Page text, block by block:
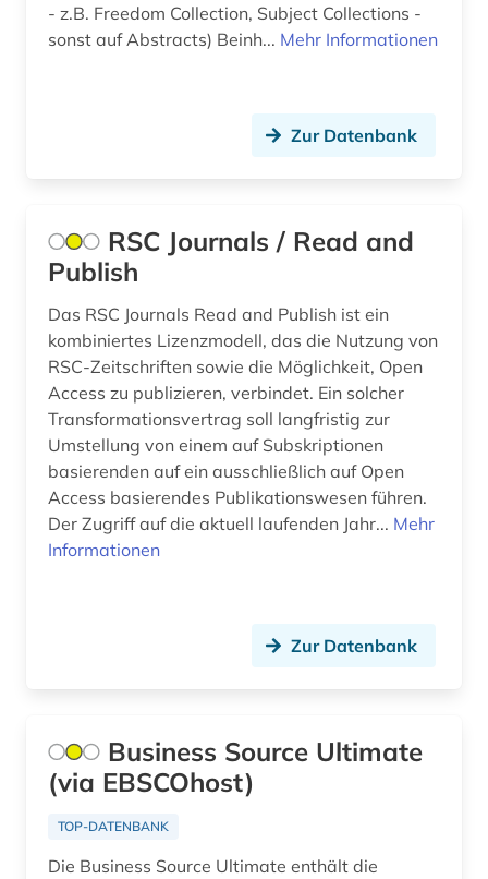
familienforschung (1)
festschrift (3)
fid buch-, bibliotheks- und informations­
wissen­schaft (1)
fid musikwissenschaft (1)
fid slawistik (2)
film (4)
forschungsdaten (1)
forschungsprojekt (1)
- z.B. Freedom Collection, Subject Collections -
sonst auf Abstracts) Beinh... Mehr Informationen
Zur Datenbank
RSC Journals / Read and
Publish
Das RSC Journals Read and Publish ist ein
kombiniertes Lizenzmodell, das die Nutzung von
RSC-Zeitschriften sowie die Möglichkeit, Open
Access zu publizieren, verbindet. Ein solcher
Transformationsvertrag soll langfristig zur
Umstellung von einem auf Subskriptionen
basierenden auf ein ausschließlich auf Open
Access basierendes Publikationswesen führen.
Der Zugriff auf die aktuell laufenden Jahr... Mehr
Informationen
Zur Datenbank
Business Source Ultimate
(via EBSCOhost)
TOP-DATENBANK
Die Business Source Ultimate enthält die